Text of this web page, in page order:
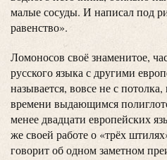
малые сосуды. И написал под
равенство».
Ломоносов своё знаменитое,
русского языка с другими
называется, вовсе не с
времени выдающимся
менее двадцати европейских
же своей работе о «трёх
говорит об одном заметном